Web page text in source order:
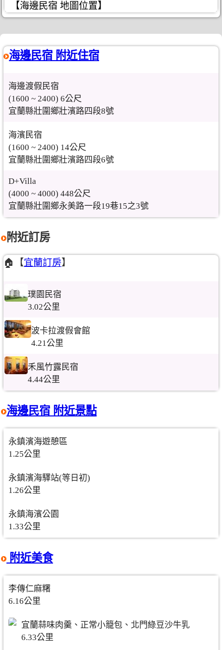
【海邊民宿 地圖位置】
海邊民宿 附近住宿
海邊渡假民宿
(1600 ~ 2400) 6公尺
宜蘭縣壯圍鄉壯濱路四段8號
海濱民宿
(1600 ~ 2400) 14公尺
宜蘭縣壯圍鄉壯濱路四段6號
D+Villa
(4000 ~ 4000) 448公尺
宜蘭縣壯圍鄉永美路一段19巷15之3號
附近訂房
🏠【宜蘭訂房】
璞園民宿
3.02公里
波卡拉渡假會館
4.21公里
禾風竹露民宿
4.44公里
海邊民宿 附近景點
永鎮濱海遊憩區
1.25公里
永鎮濱海驛站(等日初)
1.26公里
永鎮海濱公園
1.33公里
附近美食
李傳仁麻糬
6.16公里
宜蘭蒜味肉羹、正常小籠包、北門綠豆沙牛乳
6.33公里